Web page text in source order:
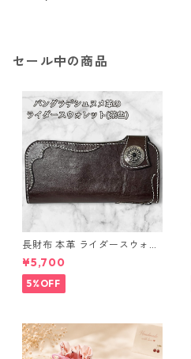
セール中の商品
長財布 本革 ライダースウォレ
ット 国産 ヌメ革 ブラウン バ
ングラデシュ l175 レザー 革財
布 ハンドメイド 経年変化
¥5,700
5%OFF